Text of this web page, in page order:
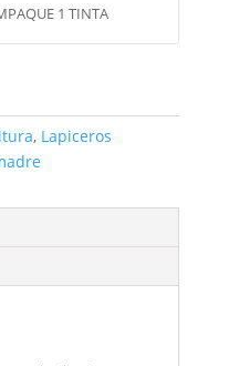
1 TINTA
, Lapiceros